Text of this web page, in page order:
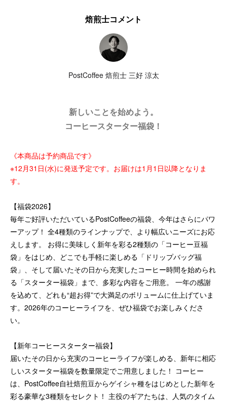
焙煎士コメント
PostCoffee 焙煎士 三好 涼太
新しいことを始めよう。
コーヒースターター福袋！
《本商品は予約商品です》
※12月31日(水)に発送予定です。お届けは1月1日以降となりま
す。
【福袋2026】
毎年ご好評いただいているPostCoffeeの福袋、今年はさらにパワ
ーアップ！ 全4種類のラインナップで、より幅広いニーズにお応
えします。 お得に美味しく新年を彩る2種類の「コーヒー豆福
袋」をはじめ、どこでも手軽に楽しめる「ドリップバッグ福
袋」、そして届いたその日から充実したコーヒー時間を始められ
る「スターター福袋」まで、多彩な内容をご用意。 一年の感謝
を込めて、どれも“超お得”で大満足のボリュームに仕上げていま
す。2026年のコーヒーライフを、ぜひ福袋でお楽しみくださ
い。
【新年コーヒースターター福袋】
届いたその日から充実のコーヒーライフが楽しめる、新年に相応
しいスターター福袋を数量限定でご用意しました！ コーヒー
は、PostCoffee自社焙煎豆からゲイシャ種をはじめとした新年を
彩る豪華な3種類をセレクト！ 主役のギアたちは、人気のタイム